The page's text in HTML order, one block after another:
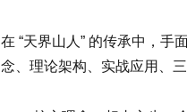
在 “天界山人” 的传承中，手
念、理论架构、实战应用、